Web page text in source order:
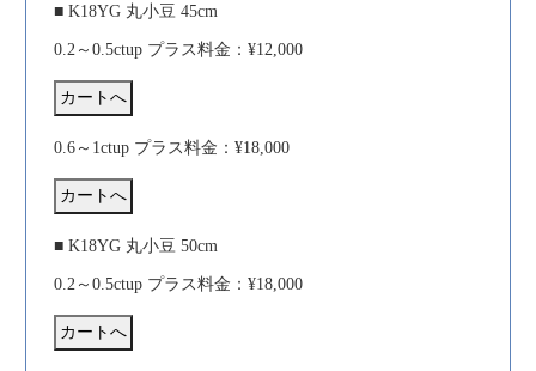
■ K18YG 丸小豆 45cm
0.2～0.5ctup プラス料金：¥12,000
0.6～1ctup プラス料金：¥18,000
■ K18YG 丸小豆 50cm
0.2～0.5ctup プラス料金：¥18,000